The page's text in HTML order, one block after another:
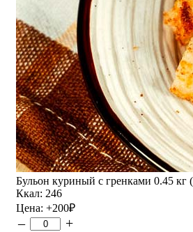
Бульон куриный с гренками 0.45 кг
Ккал: 246
Цена: +200₽
– +